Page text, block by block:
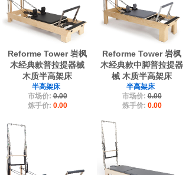
Reforme Tower 岩枫
木经典款普拉提器械
木质半高架床
半高架床
市场价:0.00
炼手价: 0.00
Reforme Tower 岩枫
木经典款中脚普拉提器
械 木质半高架床
半高架床
市场价:0.00
炼手价: 0.00